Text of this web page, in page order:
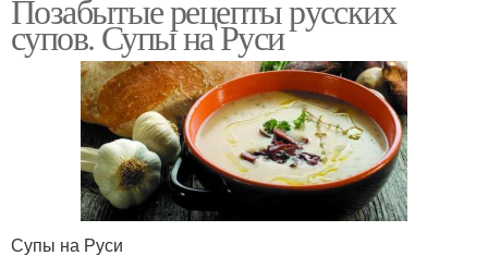
Позабытые рецепты русских
супов. Супы на Руси
Супы на Руси